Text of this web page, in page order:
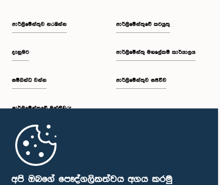
අපි ඔබගේ පෞද්ගලිකත්වය අගය කරමු
පාර්ලි‌මේන්තුව නරඹන්න
දැනුමට
සම්බන්ධ වන්න
පාර්ලි‌මේන්තුවේ මන්ත්‍රීවරු
මුල් පිටුව
පාර්ලිමේන්තුවේ කටයුතු
පාර්ලිමේන්තු මහලේකම් කාර්යාලය
පාර්ලිමේන්තුව සජීවීව
පාර්ලිමේන්තු ජංගම යෙදුම